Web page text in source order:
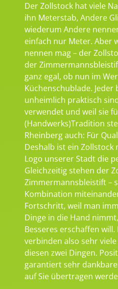
Der Zollstock hat viele
ihn Meterstab, Andere
wiederum Andere
einfach nur Meter. Aber
nennen mag – der
der
ganz egal, ob nun im
Küchenschublade. Jeder
unheimlich praktisch
verwendet und weil sie
(Handwerks)Tradition
Rheinberg auch: Für
Deshalb ist ein
Logo unserer Stadt die
Gleichzeitig stehen der
Zimmermannsbleistift –
Kombination
Fortschritt, weil man
Dinge in die Hand
Besseres erschaffen
verbinden also sehr
diesen zwei Dingen.
garantiert sehr
auf Sie übertragen